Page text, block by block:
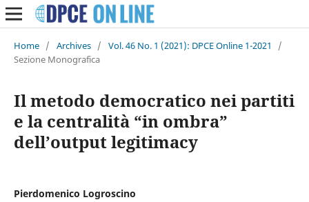
Home / Archives / Vol. 46 No. 1 (2021): DPCE Online 1-2021
/
Sezione Monografica
Il metodo democratico nei partiti
e la centralità “in ombra”
dell’output legitimacy
Pierdomenico Logroscino